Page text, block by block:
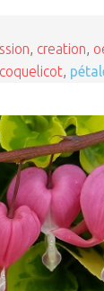
creation
coquelicot